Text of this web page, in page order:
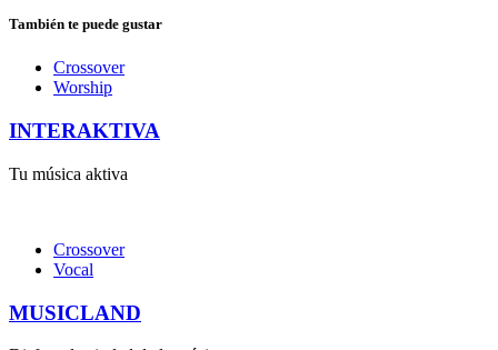
También te puede gustar
Crossover
Worship
INTERAKTIVA
Tu música aktiva
Crossover
Vocal
MUSICLAND